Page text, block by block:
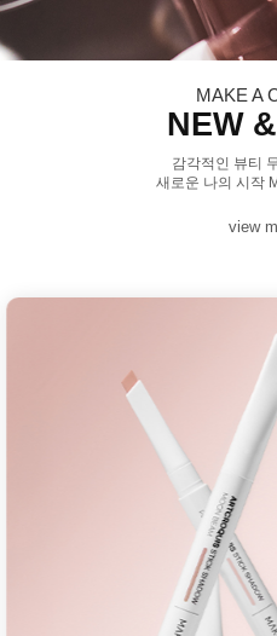
MAKE A
NEW
감각적인 뷰티
새로운 나의 시작
view